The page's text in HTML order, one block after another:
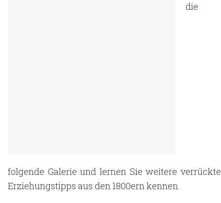
die
folgende Galerie und lernen Sie weitere verrückte
Erziehungstipps aus den 1800ern kennen.